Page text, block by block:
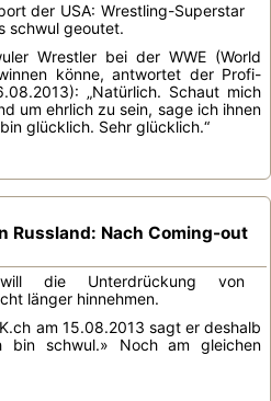
der USA: Wrestling-Superstar
schwul geoutet.
Wrestler bei der WWE (World
könne, antwortet der Profi-
„Natürlich. Schaut mich
um ehrlich zu sein, sage ich ihnen
glücklich. Sehr glücklich.“
Russland: Nach Coming-out
die Unterdrückung von
länger hinnehmen.
am 15.08.2013 sagt er deshalb
bin schwul.» Noch am gleichen